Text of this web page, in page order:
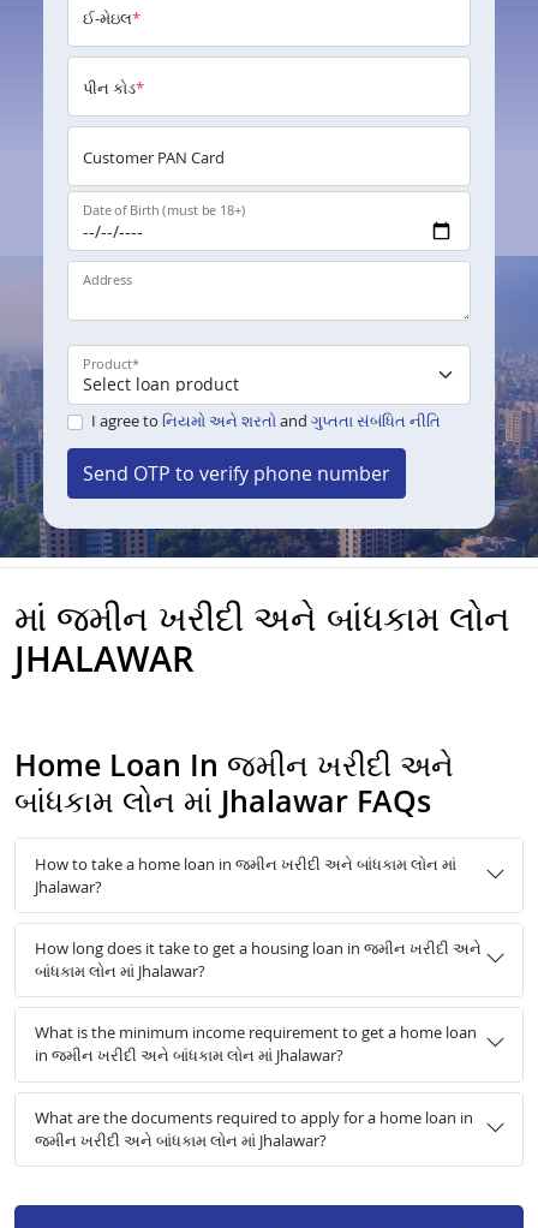
ઈ-મેઇલ*
પીન કોડ*
Customer PAN Card
Date of Birth (must be 18+)
Address
Product*
I agree to નિયમો અને શરતોand ગુપ્તતા સંબંધિત નીતિ
Send OTP to verify phone number
માં જમીન ખરીદી અને બાંધકામ લોન
JHALAWAR
Home Loan In જમીન ખરીદી અને
બાંધકામ લોન માં Jhalawar FAQs
How to take a home loan in જમીન ખરીદી અને બાંધકામ લોન માં
Jhalawar?
How long does it take to get a housing loan in જમીન ખરીદી અને
બાંધકામ લોન માં Jhalawar?
What is the minimum income requirement to get a home loan
in જમીન ખરીદી અને બાંધકામ લોન માં Jhalawar?
What are the documents required to apply for a home loan in
જમીન ખરીદી અને બાંધકામ લોન માં Jhalawar?